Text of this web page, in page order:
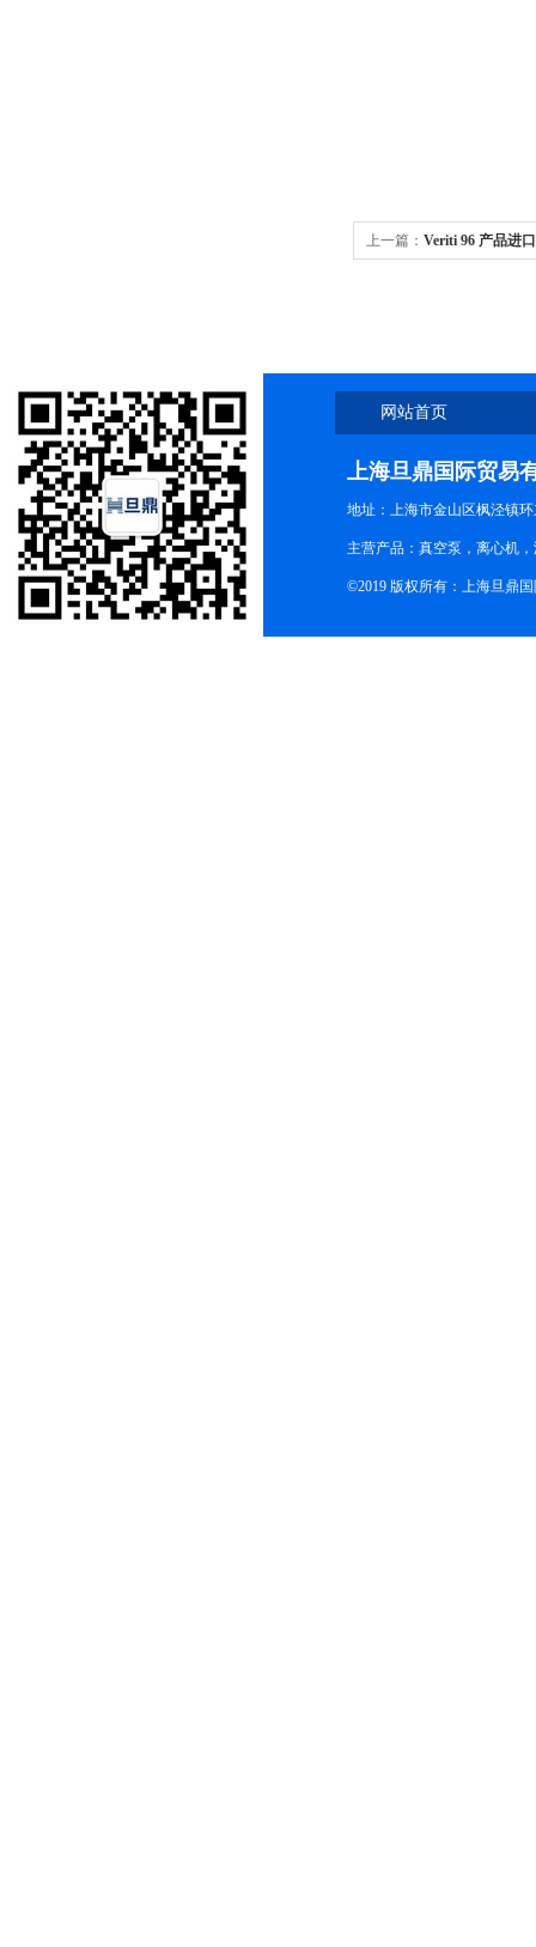
上一篇： Veriti 96 产品进
网站首页
上海旦鼎国际贸易
地址：上海市金山区枫泾镇
主营产品：真空泵，离心机
©2019 版权所有：上海旦鼎